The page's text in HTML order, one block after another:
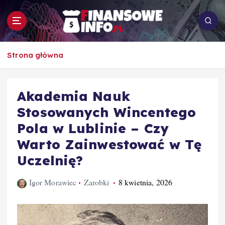
p
To i owo o rachunkowości, pracy, biznesie i
Strona główna
Akademia Nauk
Stosowanych Wincentego
Pola w Lublinie – Czy
Warto Zainwestować w Tę
Uczelnię?
Igor Morawiec Zarobki 8 kwietnia, 2026